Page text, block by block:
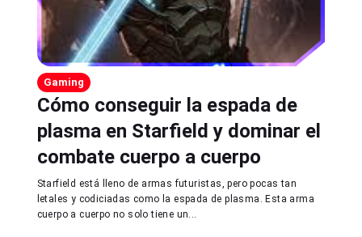
Gaming
Cómo conseguir la espada de
plasma en Starfield y dominar el
combate cuerpo a cuerpo
Starfield está lleno de armas futuristas, pero pocas tan
letales y codiciadas como la espada de plasma. Esta arma
cuerpo a cuerpo no solo tiene un...